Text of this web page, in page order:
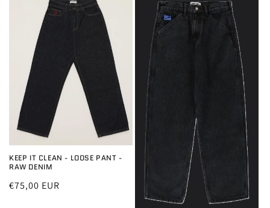
KEEP IT CLEAN - LOOSE PANT -
RAW DENIM
Normale
€75,00 EUR